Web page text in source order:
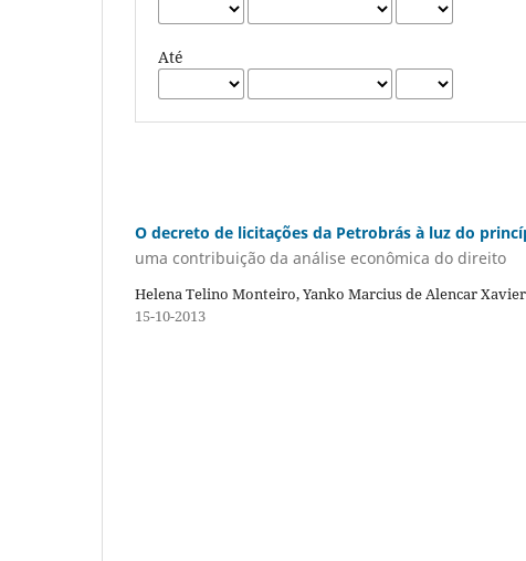
Até
O decreto de licitações da Petrobrás à luz do
uma contribuição da análise econômica do direito
Helena Telino Monteiro, Yanko Marcius de Alencar Xavier
15-10-2013